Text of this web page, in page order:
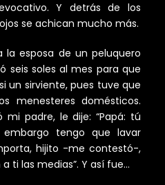
Y detrás de los
se achican mucho más.
esposa de un peluquero
seis soles al mes para que
un sirviente, pues tuve que
menesteres domésticos.
mi padre, le dije: “Papá: tú
tengo que lavar
hijito -me contestó-,
ti las medias”. Y así fue…